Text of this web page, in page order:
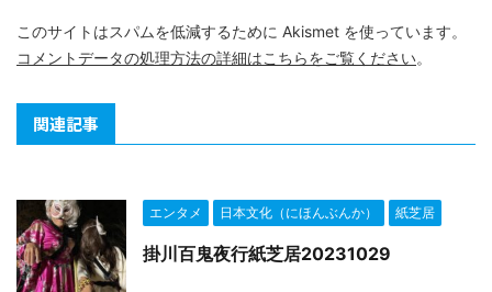
このサイトはスパムを低減するために Akismet を使っています。
コメントデータの処理方法の詳細はこちらをご覧ください。
関連記事
エンタメ 日本文化（にほんぶんか） 紙芝居
掛川百鬼夜行紙芝居20231029